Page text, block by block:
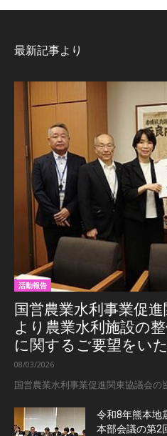
最新記事より
活動報告
国営農業水利事業促
より農業水利施設の
に関するご要望をい
08/03/2026
国営農業水利事業促進関東協議会の
令和8年熊本地
本部会議の第2